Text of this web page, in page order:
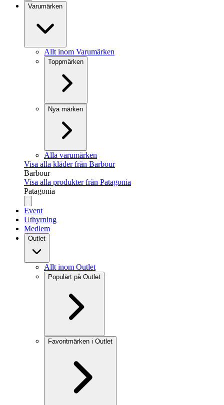
Varumärken
Allt inom Varumärken
Toppmärken
Nya märken
Alla varumärken
Visa alla kläder från Barbour
Barbour
Visa alla produkter från Patagonia
Patagonia
Event
Uthyrning
Medlem
Outlet
Allt inom Outlet
Populärt på Outlet
Favoritmärken i Outlet